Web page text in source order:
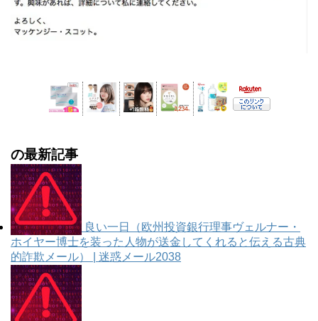
の最新記事
良い一日（欧州投資銀行理事ヴェルナー・
ホイヤー博士を装った人物が送金してくれると伝える古典
的詐欺メール） | 迷惑メール2038